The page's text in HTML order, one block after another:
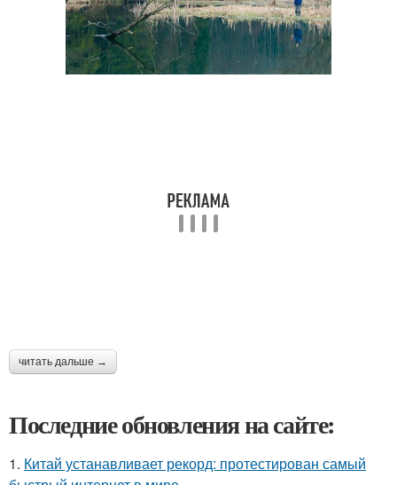
читать дальше →
Последние обновления на сайте:
1. Китай устанавливает рекорд: протестирован самый